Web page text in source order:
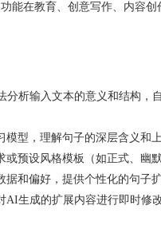
能在教育、创意写作、内容创
分析输入文本的意义和结构，
模型，理解句子的深层含义
或预设风格模板（如正式、
据和偏好，提供个性化的句子
AI生成的扩展内容进行即时修